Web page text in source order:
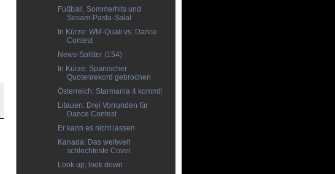
Fußball, Sommerhits und
Sesam-Pasta-Salat
In Kürze: WM-Quali vs. Dance
Contest
News-Splitter (154)
In Kürze: Spanischer
Quotenrekord gebrochen
Österreich: Starmania 4 kommt!
Litauen: Drei Vorrunden für
Dance Contest
Er kann es nicht lassen
Kanada: Das weltweit
schlechteste Cover
Look up, look down